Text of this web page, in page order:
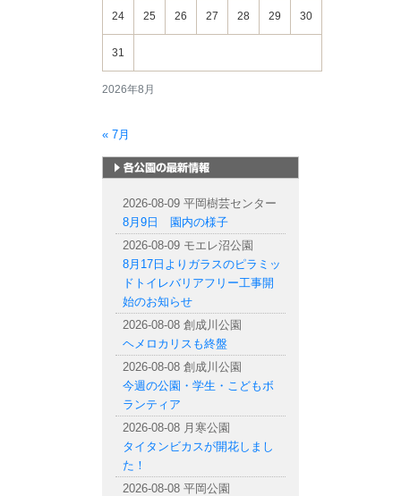
2026年8月
24 25 26 27 28 29 30
31
« 7月
2026-08-09 平岡樹芸センター
8月9日 園内の様子
2026-08-09 モエレ沼公園
8月17日よりガラスのピラミッ
ドトイレバリアフリー工事開
始のお知らせ
2026-08-08 創成川公園
ヘメロカリスも終盤
2026-08-08 創成川公園
今週の公園・学生・こどもボ
ランティア
2026-08-08 月寒公園
タイタンビカスが開花しまし
た！
2026-08-08 平岡公園